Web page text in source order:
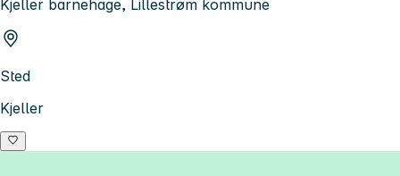
Kjeller barnehage, Lillestrøm kommune
Sted
Kjeller